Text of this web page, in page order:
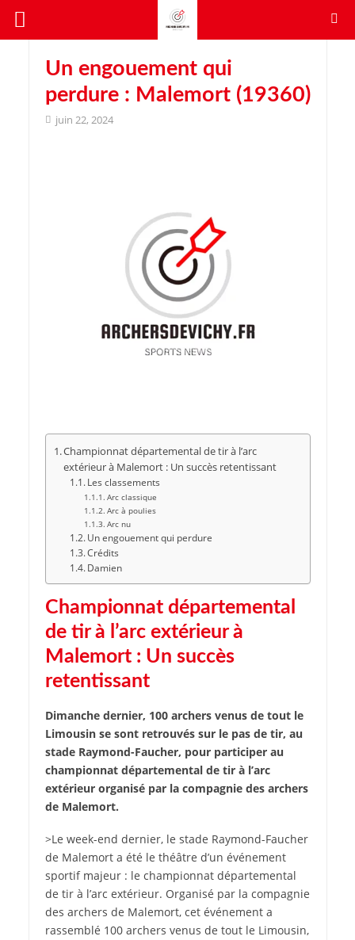
Un engouement qui
perdure : Malemort (19360)
juin 22, 2024
Championnat départemental de tir à l’arc
extérieur à Malemort : Un succès retentissant
Les classements
Arc classique
Arc à poulies
Arc nu
Un engouement qui perdure
Crédits
Damien
Championnat départemental
de tir à l’arc extérieur à
Malemort : Un succès
retentissant
Dimanche dernier, 100 archers venus de tout le
Limousin se sont retrouvés sur le pas de tir, au
stade Raymond-Faucher, pour participer au
championnat départemental de tir à l’arc
extérieur organisé par la compagnie des archers
de Malemort.
>Le week-end dernier, le stade Raymond-Faucher
de Malemort a été le théâtre d’un événement
sportif majeur : le championnat départemental
de tir à l’arc extérieur. Organisé par la compagnie
des archers de Malemort, cet événement a
rassemblé 100 archers venus de tout le Limousin,